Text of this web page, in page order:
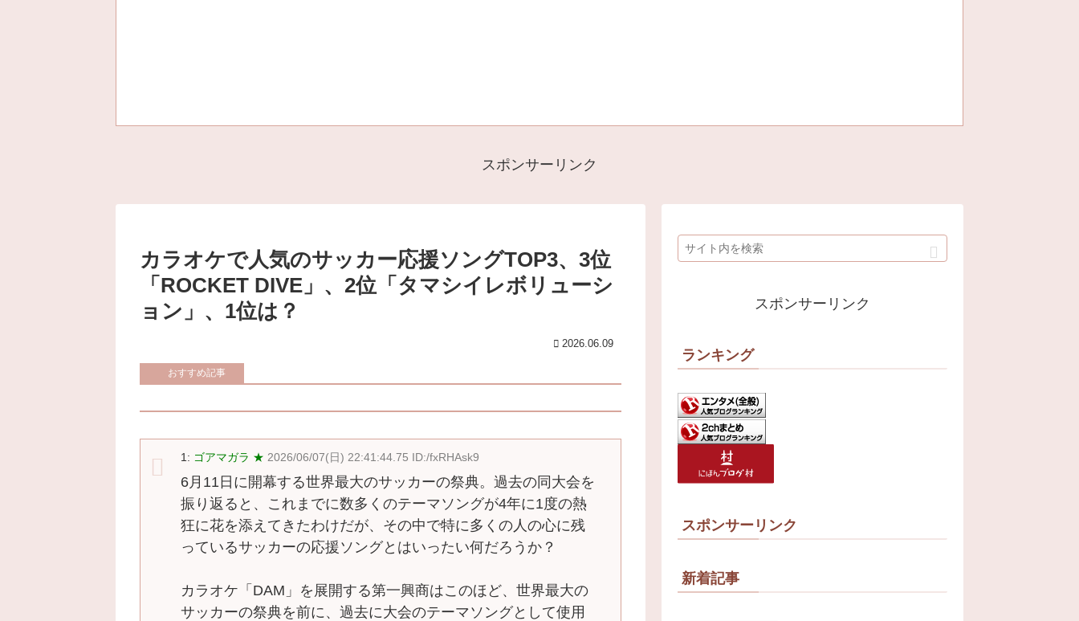
スポンサーリンク
カラオケで人気のサッカー応援ソングTOP3、3位
「ROCKET DIVE」、2位「タマシイレボリューシ
ョン」、1位は？
2026.06.09
おすすめ記事
1: ゴアマガラ ★ 2026/06/07(日) 22:41:44.75 ID:/fxRHAsk9
6月11日に開幕する世界最大のサッカーの祭典。過去の同大会を
振り返ると、これまでに数多くのテーマソングが4年に1度の熱
狂に花を添えてきたわけだが、その中で特に多くの人の心に残
っているサッカーの応援ソングとはいったい何だろうか？
カラオケ「DAM」を展開する第一興商はこのほど、世界最大の
サッカーの祭典を前に、過去に大会のテーマソングとして使用
スポンサーリンク
ランキング
スポンサーリンク
新着記事